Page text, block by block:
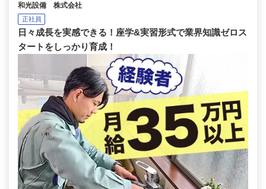
和光設備 株式会社
正社員
日々成長を実感できる！座学&実習形式で業界知識ゼロス
タートをしっかり育成！